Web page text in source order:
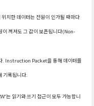
치한 데이터는 전원이 인가될 때마다
이 꺼져도 그 값이 보존됩니다(Non-
. Instruction Packet을 통해 데이터를
기록됩니다.
는 읽기와 쓰기 접근이 모두 가능합니